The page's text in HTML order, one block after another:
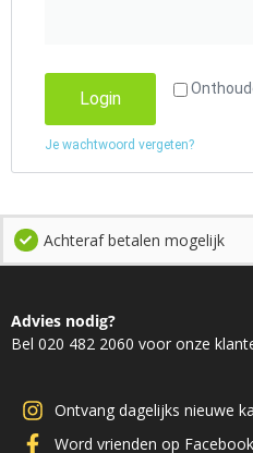
Login
Je wachtwoord vergeten?
Achteraf betalen mogelijk
Advies nodig?
Bel 020 482 2060 voor onze
Ontvang dagelijks nieuwe
Word vrienden op Facebook